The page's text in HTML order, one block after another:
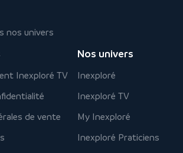
nos univers
Inexploré TV
de vente
Nos univers
Inexploré
Inexploré TV
My Inexploré
Inexploré Praticiens